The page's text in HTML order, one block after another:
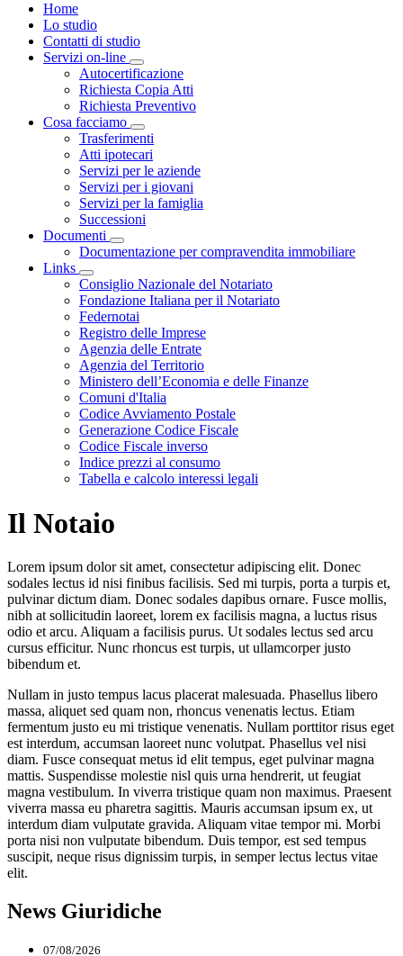
Home
Lo studio
Contatti di studio
Servizi on-line
Visualizza menù di secondo livello
Autocertificazione
Richiesta Copia Atti
Richiesta Preventivo
Cosa facciamo
Visualizza menù di secondo livello
Trasferimenti
Atti ipotecari
Servizi per le aziende
Servizi per i giovani
Servizi per la famiglia
Successioni
Documenti
Visualizza menù di secondo livello
Documentazione per compravendita immobiliare
Links
Visualizza menù di secondo livello
Consiglio Nazionale del Notariato
Fondazione Italiana per il Notariato
Federnotai
Registro delle Imprese
Agenzia delle Entrate
Agenzia del Territorio
Ministero dell’Economia e delle Finanze
Comuni d'Italia
Codice Avviamento Postale
Generazione Codice Fiscale
Codice Fiscale inverso
Indice prezzi al consumo
Tabella e calcolo interessi legali
Il Notaio
Lorem ipsum dolor sit amet, consectetur adipiscing elit. Donec
sodales lectus id nisi finibus facilisis. Sed mi turpis, porta a turpis et,
pulvinar dictum diam. Donec sodales dapibus ornare. Fusce mollis,
nibh at sollicitudin laoreet, lorem ex facilisis magna, a luctus risus
odio et arcu. Aliquam a facilisis purus. Ut sodales lectus sed arcu
cursus efficitur. Nunc rhoncus est turpis, ut ullamcorper justo
bibendum et.
Nullam in justo tempus lacus placerat malesuada. Phasellus libero
massa, aliquet sed quam non, rhoncus venenatis lectus. Etiam
fermentum justo eu mi tristique venenatis. Nullam porttitor risus eget
est interdum, accumsan laoreet nunc volutpat. Phasellus vel nisi
diam. Fusce consequat metus id elit tempus, eget pulvinar magna
mattis. Suspendisse molestie nisl quis urna hendrerit, ut feugiat
magna vestibulum. In viverra tristique quam non maximus. Praesent
viverra massa eu pharetra sagittis. Mauris accumsan ipsum ex, ut
interdum diam vulputate gravida. Aliquam vitae tempor mi. Morbi
porta nisi non vulputate bibendum. Duis tempor, est sed tempus
suscipit, neque risus dignissim turpis, in semper lectus lectus vitae
elit.
News Giuridiche
07/08/2026